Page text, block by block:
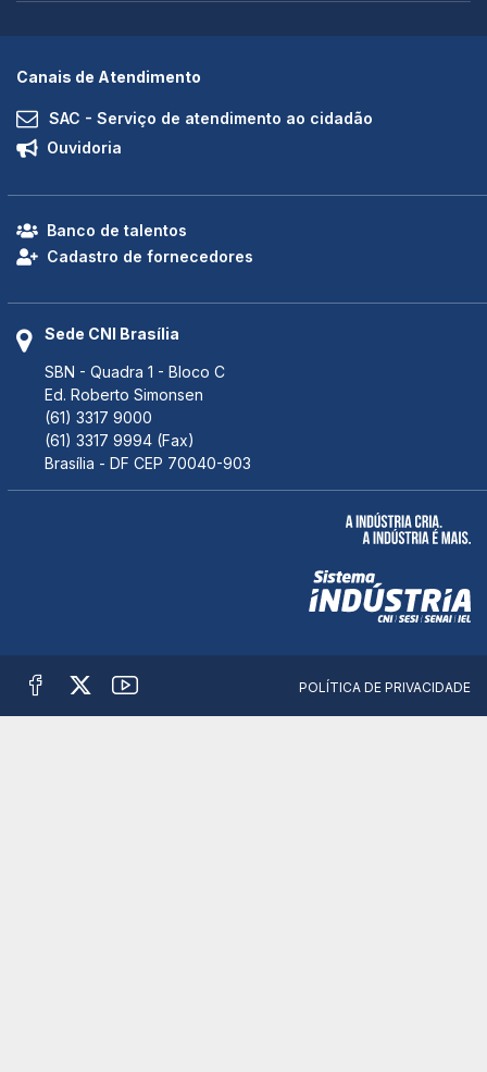
Canais de Atendimento
SAC - Serviço de atendimento ao cidadão
Ouvidoria
Banco de talentos
Cadastro de fornecedores
Sede CNI Brasília
SBN - Quadra 1 - Bloco C
Ed. Roberto Simonsen
(61) 3317 9000
(61) 3317 9994 (Fax)
Brasília - DF CEP 70040-903
POLÍTICA DE PRIVACIDADE